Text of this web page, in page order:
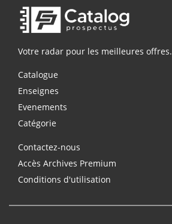
Votre radar pour les meilleures offres.
Catalogue
Enseignes
Evenements
Catégorie
Contactez-nous
Accès Archives Premium
Conditions d'utilisation